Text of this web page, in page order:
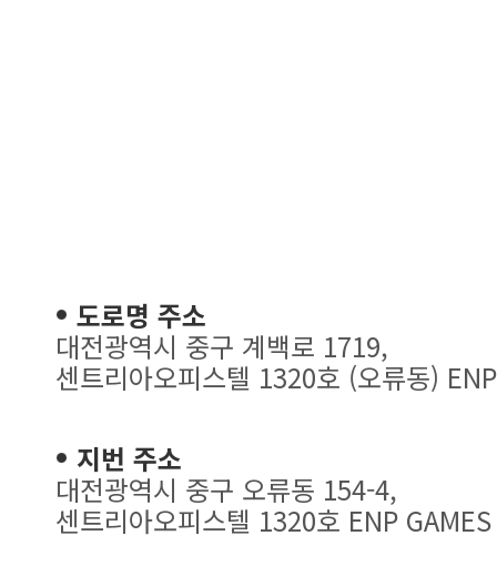
도로명 주소
대전광역시 중구 계백로 1719,
센트리아오피스텔 1320호 (오류동)
지번 주소
대전광역시 중구 오류동 154-4,
센트리아오피스텔 1320호 ENP GAMES